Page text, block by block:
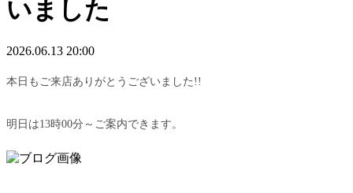
いました
2026.06.13 20:00
本日もご来店ありがとうございました!!
明日は13時00分～ご案内できます。